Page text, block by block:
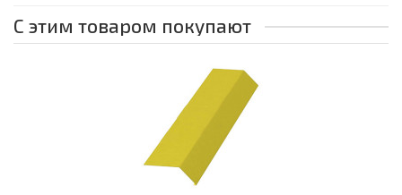
С этим товаром покупают